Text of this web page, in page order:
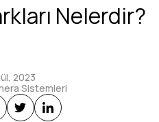
Nelerdir?
2023
Sistemleri